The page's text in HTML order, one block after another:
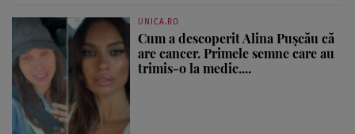
UNICA.RO
Cum a descoperit Alina Pușcău că
are cancer. Primele semne care au
trimis-o la medic....